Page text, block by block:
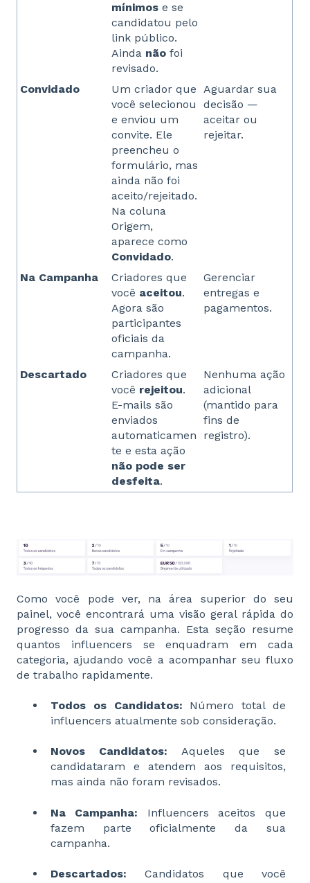
mínimos e se
candidatou pelo
link público.
Ainda não foi
revisado.
Convidado
Um criador que
você selecionou
e enviou um
convite. Ele
preencheu o
formulário, mas
ainda não foi
aceito/rejeitado.
Na coluna
Origem,
aparece como
Convidado.
Aguardar sua
decisão —
aceitar ou
rejeitar.
Na Campanha
Criadores que
você aceitou.
Agora são
participantes
oficiais da
campanha.
Gerenciar
entregas e
pagamentos.
Descartado
Criadores que
você rejeitou.
E-mails são
enviados
automaticamen
te e esta ação
não pode ser
desfeita.
Nenhuma ação
adicional
(mantido para
fins de
registro).
Como você pode ver, na área superior do seu
painel, você encontrará uma visão geral rápida do
progresso da sua campanha. Esta seção resume
quantos influencers se enquadram em cada
categoria, ajudando você a acompanhar seu fluxo
de trabalho rapidamente.
Todos os Candidatos: Número total de
influencers atualmente sob consideração.
Novos Candidatos: Aqueles que se
candidataram e atendem aos requisitos,
mas ainda não foram revisados.
Na Campanha: Influencers aceitos que
fazem parte oficialmente da sua
campanha.
Descartados: Candidatos que você